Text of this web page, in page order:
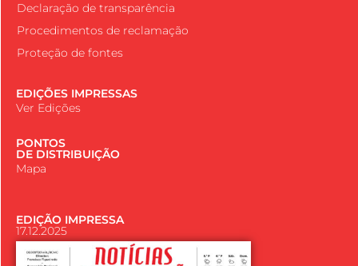
Declaração de transparência
Procedimentos de reclamação
Proteção de fontes
EDIÇÕES IMPRESSAS
Ver Edições
PONTOS
DE DISTRIBUIÇÃO
Mapa
EDIÇÃO IMPRESSA
17.12.2025